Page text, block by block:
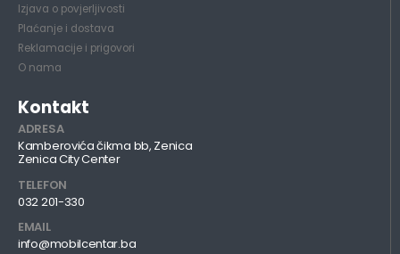
Izjava o povjerljivosti
Plaćanje i dostava
Reklamacije i prigovori
O nama
Kontakt
ADRESA
Kamberovića čikma bb, Zenica
Zenica City Center
TELEFON
032 201-330
EMAIL
info@mobilcentar.ba